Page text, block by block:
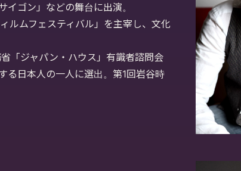
ゴン」などの舞台に出演。
ルムフェスティバル」を主宰し、文化
「ジャパン・ハウス」有識者諮問会
る日本人の一人に選出。第1回岩谷時